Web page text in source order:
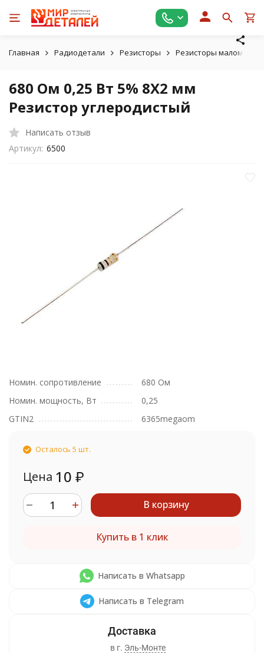
Главная Радиодетали Резисторы Резисторы
680 Ом 0,25 Вт 5% 8X2 мм
Резистор углеродистый
Написать отзыв
Артикул: 6500
Номин. сопротивление
680 Ом
Номин. мощность, Вт
0,25
GTIN2
6365megaom
Осталось 5 шт.
Цена 10 ₽
В корзину
Купить в 1 клик
Написать в Whatsapp
Написать в Telegram
в г. Эль-Монте